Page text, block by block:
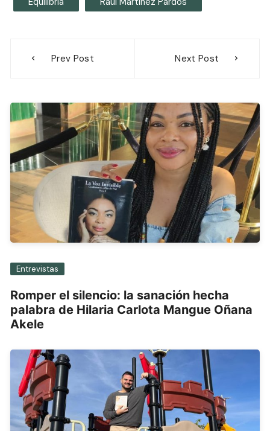
Prev Post Next Post
Entrevistas
Romper el silencio: la sanación hecha
palabra de Hilaria Carlota Mangue Oñana
Akele